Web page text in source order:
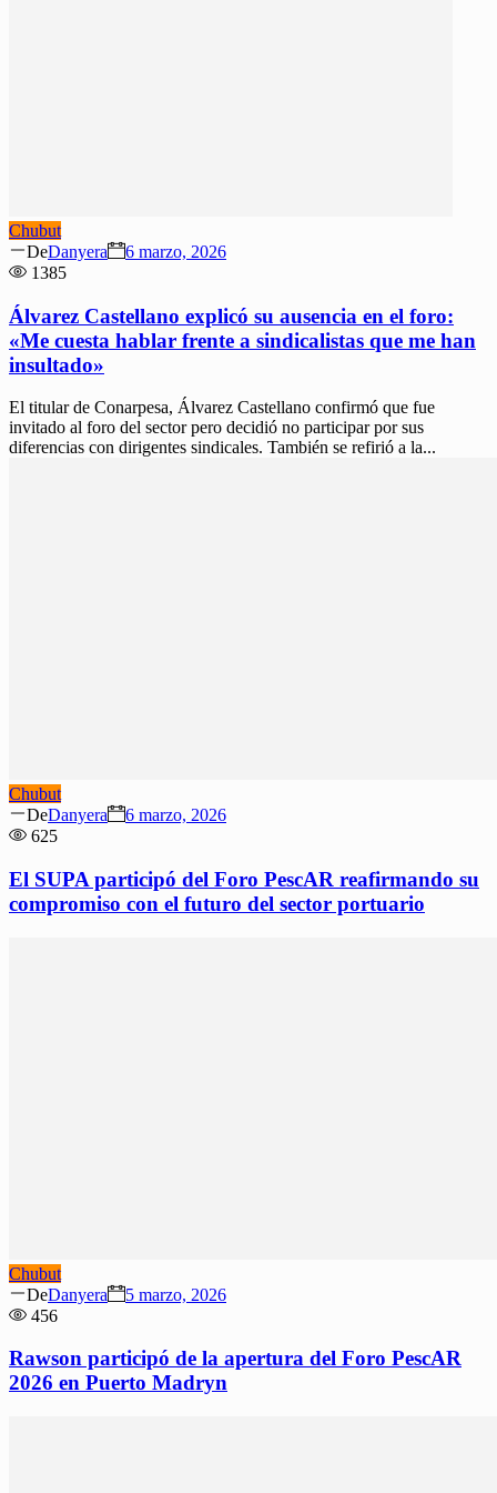
Chubut
DeAuthor
Danyera
Posted
6 marzo, 2026
1385
Álvarez Castellano explicó su ausencia en el foro:
«Me cuesta hablar frente a sindicalistas que me han
insultado»
El titular de Conarpesa, Álvarez Castellano confirmó que fue
invitado al foro del sector pero decidió no participar por sus
diferencias con dirigentes sindicales. También se refirió a la...
Chubut
DeAuthor
Danyera
Posted
6 marzo, 2026
625
El SUPA participó del Foro PescAR reafirmando su
compromiso con el futuro del sector portuario
Chubut
DeAuthor
Danyera
Posted
5 marzo, 2026
456
Rawson participó de la apertura del Foro PescAR
2026 en Puerto Madryn